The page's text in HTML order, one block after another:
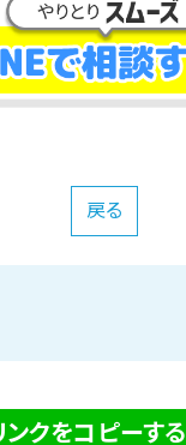
戻る
ンクをコピーする